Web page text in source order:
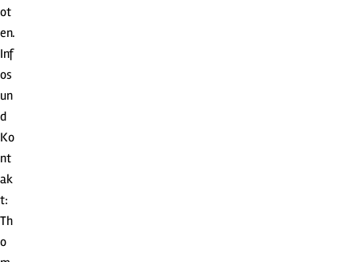
ot
en.
Inf
os
un
d
Ko
nt
ak
t:
Th
o